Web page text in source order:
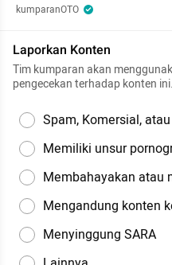
kumparanOTO
Laporkan Konten
Tim kumparan akan
pengecekan terhadap konten ini.
Spam, Komersial,
Memiliki unsur
Membahayakan atau
Mengandung konten
Menyinggung SARA